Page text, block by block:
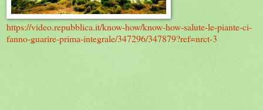
https://video.repubblica.it/know-how/know-how-salute-le-piante-ci-
fanno-guarire-prima-integrale/347296/347879?ref=nrct-3